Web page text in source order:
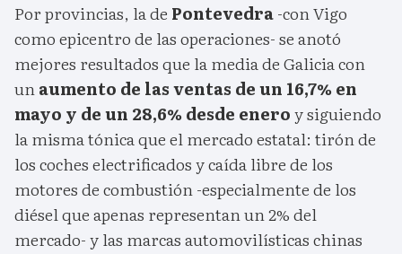
Por provincias, la de Pontevedra-con Vigo
como epicentro de las operaciones- se anotó
mejores resultados que la media de Galicia con
unaumento de las ventas de un 16,7% en
mayo y de un 28,6% desde eneroy siguiendo
la misma tónica que el mercado estatal: tirón de
los coches electrificados y caída libre de los
motores de combustión -especialmente de los
diésel que apenas representan un 2% del
mercado- y las marcas automovilísticas chinas